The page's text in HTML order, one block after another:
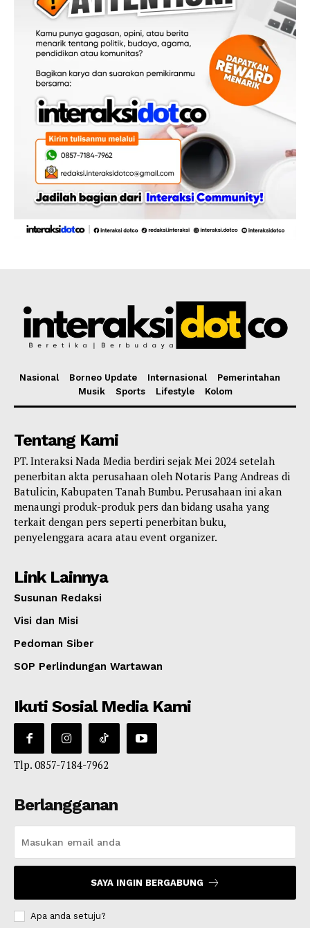
Nasional Borneo Update Internasional
Pemerintahan
Musik
Sports Lifestyle Kolom
Tentang Kami
PT. Interaksi Nada Media berdiri sejak Mei 2024 setelah
penerbitan akta perusahaan oleh Notaris Pang Andreas di
Batulicin, Kabupaten Tanah Bumbu. Perusahaan ini akan
menaungi produk-produk pers dan bidang usaha yang
terkait dengan pers seperti penerbitan buku,
penyelenggara acara atau event organizer.
Link Lainnya
Susunan Redaksi
Visi dan Misi
Pedoman Siber
SOP Perlindungan Wartawan
Ikuti Sosial Media Kami
Tlp. 0857-7184-7962
Berlangganan
SAYA INGIN BERGABUNG
Apa anda setuju?